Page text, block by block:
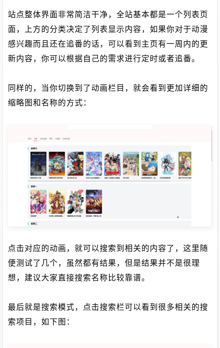
站点整体界面非常简洁干净，全站基本都是一个列表页
面，上方的分类决定了列表显示内容，如果你对于动漫
感兴趣而且还在追番的话，可以看到主页有一周内的更
新内容，你可以根据自己的需求进行定时或者追番。
同样的，当你切换到了动画栏目，就会看到更加详细的
缩略图和名称的方式：
点击对应的动画，就可以搜索到相关的内容了，这里随
便测试了几个，虽然都有结果，但是结果并不是很理
想，建议大家直接搜索名称比较靠谱。
最后就是搜索模式，点击搜索栏可以看到很多相关的搜
索项目，如下图：